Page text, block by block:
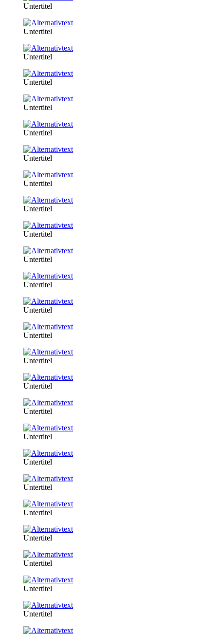
Untertitel
Untertitel
Untertitel
Untertitel
Untertitel
Untertitel
Untertitel
Untertitel
Untertitel
Untertitel
Untertitel
Untertitel
Untertitel
Untertitel
Untertitel
Untertitel
Untertitel
Untertitel
Untertitel
Untertitel
Untertitel
Untertitel
Untertitel
Untertitel
Untertitel